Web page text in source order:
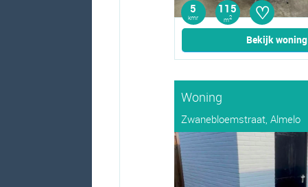
5
kmr
115
m2 ♡
Bekijk woning
Woning
Zwanebloemstraat, Almelo